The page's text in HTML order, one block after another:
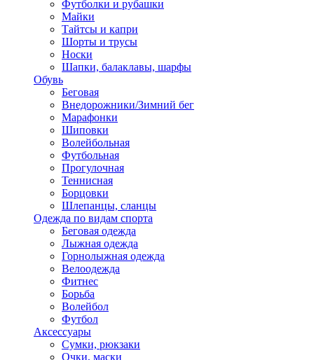
Футболки и рубашки
Майки
Тайтсы и капри
Шорты и трусы
Носки
Шапки, балаклавы, шарфы
Обувь
Беговая
Внедорожники/Зимний бег
Марафонки
Шиповки
Волейбольная
Футбольная
Прогулочная
Теннисная
Борцовки
Шлепанцы, сланцы
Одежда по видам спорта
Беговая одежда
Лыжная одежда
Горнолыжная одежда
Велоодежда
Фитнес
Борьба
Волейбол
Футбол
Аксессуары
Сумки, рюкзаки
Очки, маски